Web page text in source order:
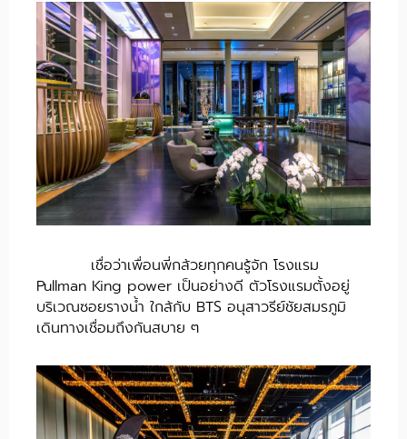
เชื่อว่าเพื่อนพี่กล้วยทุกคนรู้จัก โรงแรม
Pullman King power เป็นอย่างดี ตัวโรงแรมตั้งอยู่
บริเวณซอยรางน้ำ ใกล้กับ BTS อนุสาวรีย์ชัยสมรภูมิ
เดินทางเชื่อมถึงกันสบาย ๆ